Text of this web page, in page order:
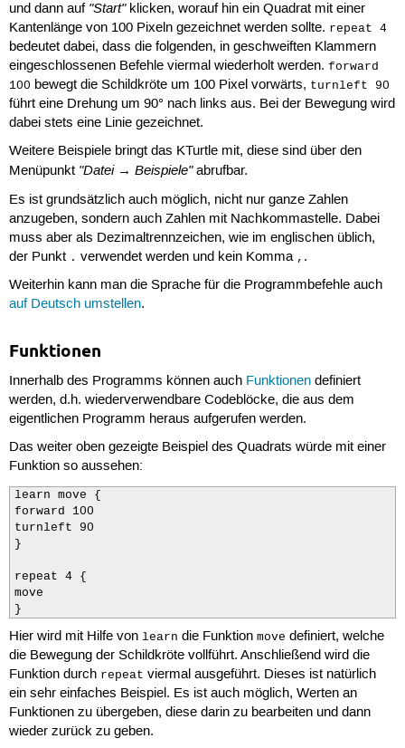
und dann auf "Start"klicken, worauf hin ein Quadrat mit einer
Kantenlänge von 100 Pixeln gezeichnet werden sollte. repeat 4
bedeutet dabei, dass die folgenden, in geschweiften Klammern
eingeschlossenen Befehle viermal wiederholt werden. forward
100 bewegt die Schildkröte um 100 Pixel vorwärts, turnleft 90
führt eine Drehung um 90° nach links aus. Bei der Bewegung wird
dabei stets eine Linie gezeichnet.
Weitere Beispiele bringt das KTurtle mit, diese sind über den
Menüpunkt "Datei → Beispiele"abrufbar.
Es ist grundsätzlich auch möglich, nicht nur ganze Zahlen
anzugeben, sondern auch Zahlen mit Nachkommastelle. Dabei
muss aber als Dezimaltrennzeichen, wie im englischen üblich,
der Punkt . verwendet werden und kein Komma , .
Weiterhin kann man die Sprache für die Programmbefehle auch
auf Deutsch umstellen.
Funktionen
Innerhalb des Programms können auch Funktionendefiniert
werden, d.h. wiederverwendbare Codeblöcke, die aus dem
eigentlichen Programm heraus aufgerufen werden.
Das weiter oben gezeigte Beispiel des Quadrats würde mit einer
Funktion so aussehen:
learn move {
forward 100
turnleft 90
}
repeat 4 {
move
}
Hier wird mit Hilfe von learn die Funktion move definiert, welche
die Bewegung der Schildkröte vollführt. Anschließend wird die
Funktion durch repeat viermal ausgeführt. Dieses ist natürlich
ein sehr einfaches Beispiel. Es ist auch möglich, Werten an
Funktionen zu übergeben, diese darin zu bearbeiten und dann
wieder zurück zu geben.